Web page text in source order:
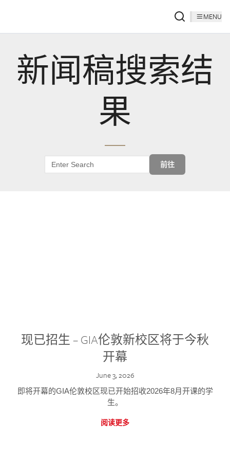
MENU
新闻稿搜索结
果
前往
现已招生 – GIA伦敦新校区将于今秋
开幕
June 3, 2026
即将开幕的GIA伦敦校区现已开始招收2026年8月开课的学
生。
阅读更多